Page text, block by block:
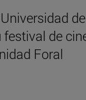
de
Foral